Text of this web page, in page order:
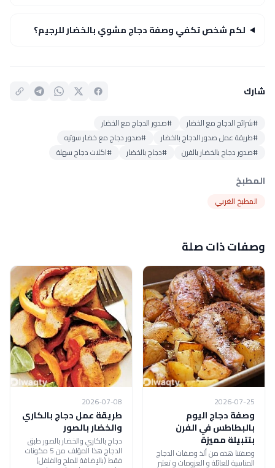
لكم شخص تكفي وصفة دجاج مشوي بالخضار للرجيم؟
شارك
#شرائح الدجاج مع الخضار
#صدور الدجاج مع الخضار
#طريقة عمل صدور الدجاج بالخضار
#صدور دجاج مع خضار سوتيه
#صدور دجاج بالخضار بالفرن
#دجاج بالخضار #اكلات دجاج سهلة
المطبخ
المطبخ الغربي
وصفات ذات صلة
2026-07-25
وصفة دجاج اليوم
بالبطاطس في الفرن
بتتبيلة مميزة
وصفتنا هذه من ألذ وصفات الدجاج
المناسبة للعائلة و العزومات و تعتبر
2026-07-08
طريقة عمل دجاج بالكاري
والخضار بالصور
دجاج بالكاري والخضار بالصور طبق
الدجاج هذا المؤلف من 5 مكونات
فقط (بالإضافة للملح والفلفل)